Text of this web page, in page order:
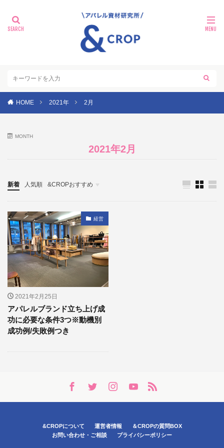
HOME 2021年 2月
MONTH
2021年2月
新着 人気順 &CROPおすすめ
探る
経営
2021年2月25日
アパレルブランド立ち上げ成
功に必要な条件3つ※動機別
成功例/失敗例つき
&CROPについて 運営者情報
＆CROPの質問BOX
お問い合わせ・ご相談
プライバシーポリシー